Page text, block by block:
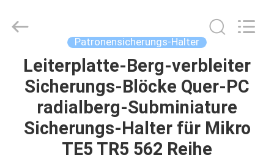
HAUS
PRODUKTE
Co.,Ltd.
Patronensicherungs-Halter
Leiterplatte-Berg-verbleiter
Sicherungs-Blöcke Quer-PC
radialberg-Subminiature
Sicherungs-Halter für Mikro
TE5 TR5 562 Reihe